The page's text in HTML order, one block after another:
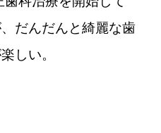
だんだんと綺麗な歯
しい。